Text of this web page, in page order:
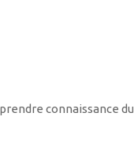
connaissance du